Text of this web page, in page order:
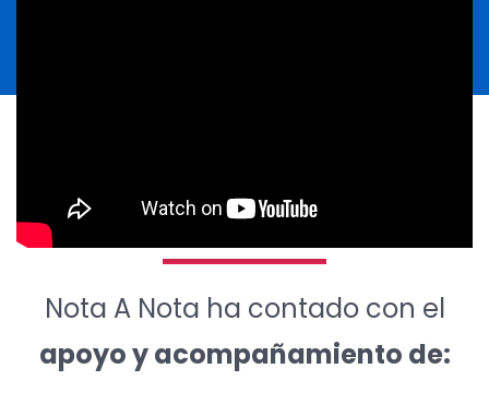
Nota A Nota ha contado con el
apoyo y acompañamiento de: